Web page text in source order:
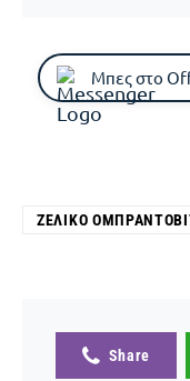
Μπες στο
ΖΈΛΙΚΟ
Share